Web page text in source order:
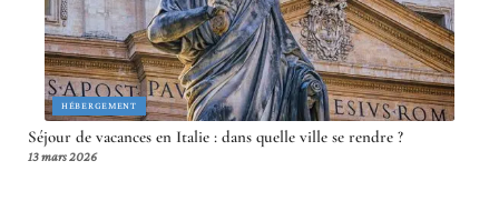
HÉBERGEMENT
Séjour de vacances en Italie : dans quelle ville se rendre ?
13 mars 2026